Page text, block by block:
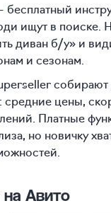
бесплатный
ищут в поиске.
диван б/у» и
и сезонам.
собирают
средние цены,
Платные
но новичку
Авито